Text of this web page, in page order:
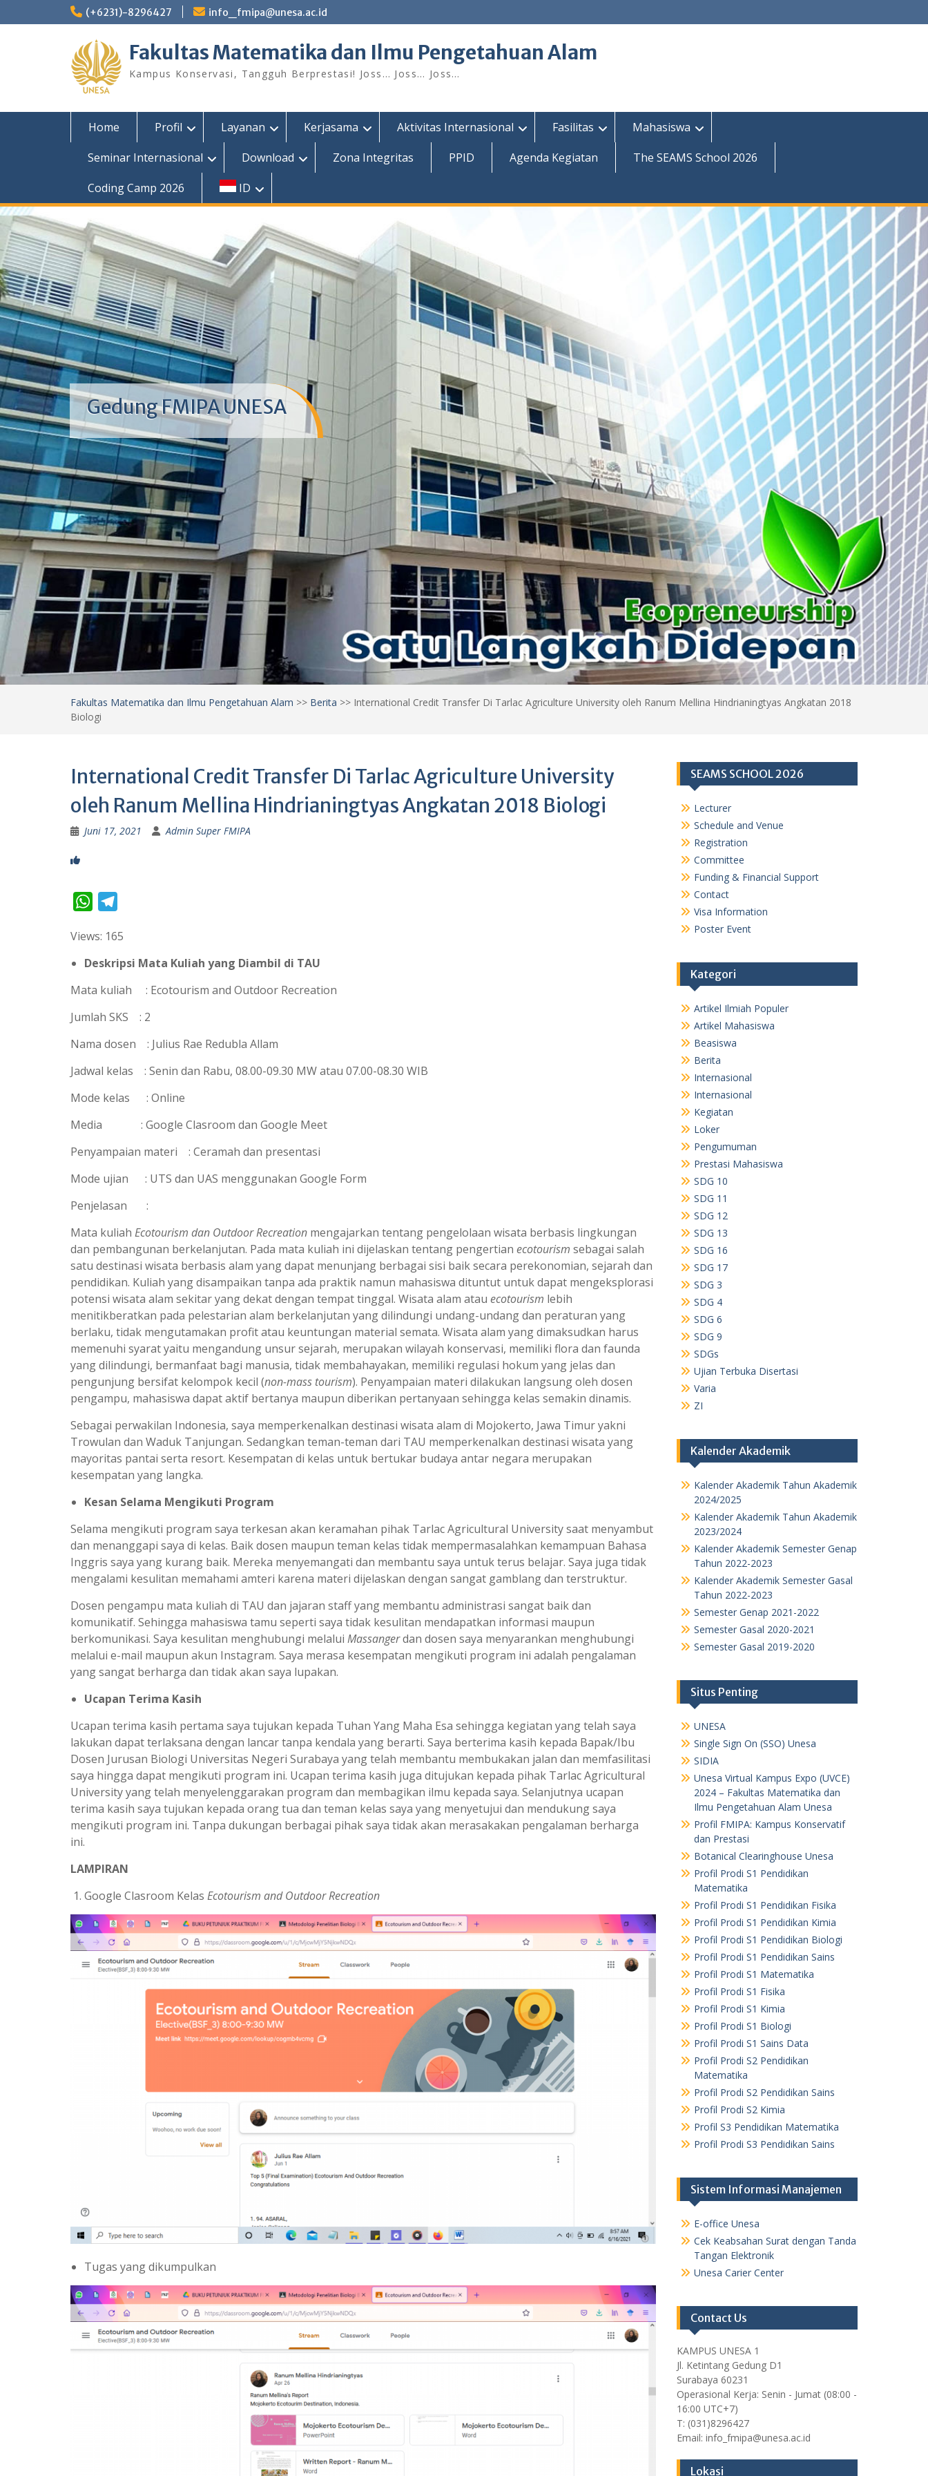
to
(+6231)-8296427 info_fmipa@unesa.ac.id
Fakultas Matematika dan Ilmu Pengetahuan Alam
Kampus Konservasi, Tangguh Berprestasi! Joss… Joss… Joss…
Home Profil Layanan Kerjasama Aktivitas Internasional Fasilitas
Mahasiswa
Seminar Internasional
Download Zona Integritas PPID Agenda Kegiatan
The SEAMS School 2026
Coding Camp 2026
ID
Gedung FMIPA UNESA
Fakultas Matematika dan Ilmu Pengetahuan Alam >> Berita >> International Credit Transfer Di Tarlac Agriculture University oleh Ranum Mellina Hindrianingtyas Angkatan 2018
Biologi
International Credit Transfer Di Tarlac Agriculture University
oleh Ranum Mellina Hindrianingtyas Angkatan 2018 Biologi
Juni 17, 2021 Admin Super FMIPA
W
a
t
A
p
l
e
r
a
Views: 165
Deskripsi Mata Kuliah yang Diambil di TAU
Mata kuliah : Ecotourism and Outdoor Recreation
Jumlah SKS : 2
Nama dosen : Julius Rae Redubla Allam
Jadwal kelas : Senin dan Rabu, 08.00-09.30 MW atau 07.00-08.30 WIB
Mode kelas : Online
Media : Google Clasroom dan Google Meet
Penyampaian materi : Ceramah dan presentasi
Mode ujian : UTS dan UAS menggunakan Google Form
Penjelasan :
Mata kuliah Ecotourism dan Outdoor Recreation mengajarkan tentang pengelolaan wisata berbasis lingkungan
dan pembangunan berkelanjutan. Pada mata kuliah ini dijelaskan tentang pengertian ecotourism sebagai salah
satu destinasi wisata berbasis alam yang dapat menunjang berbagai sisi baik secara perekonomian, sejarah dan
pendidikan. Kuliah yang disampaikan tanpa ada praktik namun mahasiswa dituntut untuk dapat mengeksplorasi
potensi wisata alam sekitar yang dekat dengan tempat tinggal. Wisata alam atau ecotourism lebih
menitikberatkan pada pelestarian alam berkelanjutan yang dilindungi undang-undang dan peraturan yang
berlaku, tidak mengutamakan profit atau keuntungan material semata. Wisata alam yang dimaksudkan harus
memenuhi syarat yaitu mengandung unsur sejarah, merupakan wilayah konservasi, memiliki flora dan faunda
yang dilindungi, bermanfaat bagi manusia, tidak membahayakan, memiliki regulasi hokum yang jelas dan
pengunjung bersifat kelompok kecil (non-mass tourism). Penyampaian materi dilakukan langsung oleh dosen
pengampu, mahasiswa dapat aktif bertanya maupun diberikan pertanyaan sehingga kelas semakin dinamis.
Sebagai perwakilan Indonesia, saya memperkenalkan destinasi wisata alam di Mojokerto, Jawa Timur yakni
Trowulan dan Waduk Tanjungan. Sedangkan teman-teman dari TAU memperkenalkan destinasi wisata yang
mayoritas pantai serta resort. Kesempatan di kelas untuk bertukar budaya antar negara merupakan
kesempatan yang langka.
Kesan Selama Mengikuti Program
Selama mengikuti program saya terkesan akan keramahan pihak Tarlac Agricultural University saat menyambut
dan menanggapi saya di kelas. Baik dosen maupun teman kelas tidak mempermasalahkan kemampuan Bahasa
Inggris saya yang kurang baik. Mereka menyemangati dan membantu saya untuk terus belajar. Saya juga tidak
mengalami kesulitan memahami amteri karena materi dijelaskan dengan sangat gamblang dan terstruktur.
Dosen pengampu mata kuliah di TAU dan jajaran staff yang membantu administrasi sangat baik dan
komunikatif. Sehingga mahasiswa tamu seperti saya tidak kesulitan mendapatkan informasi maupun
berkomunikasi. Saya kesulitan menghubungi melalui Massangerdan dosen saya menyarankan menghubungi
melalui e-mail maupun akun Instagram. Saya merasa kesempatan mengikuti program ini adalah pengalaman
yang sangat berharga dan tidak akan saya lupakan.
Ucapan Terima Kasih
Ucapan terima kasih pertama saya tujukan kepada Tuhan Yang Maha Esa sehingga kegiatan yang telah saya
lakukan dapat terlaksana dengan lancar tanpa kendala yang berarti. Saya berterima kasih kepada Bapak/Ibu
Dosen Jurusan Biologi Universitas Negeri Surabaya yang telah membantu membukakan jalan dan memfasilitasi
saya hingga dapat mengikuti program ini. Ucapan terima kasih juga ditujukan kepada pihak Tarlac Agricultural
University yang telah menyelenggarakan program dan membagikan ilmu kepada saya. Selanjutnya ucapan
terima kasih saya tujukan kepada orang tua dan teman kelas saya yang menyetujui dan mendukung saya
mengikuti program ini. Tanpa dukungan berbagai pihak saya tidak akan merasakakan pengalaman berharga
ini.
LAMPIRAN
Google Clasroom Kelas Ecotourism and Outdoor Recreation
Tugas yang dikumpulkan
SEAMS SCHOOL 2026
Lecturer
Schedule and Venue
Registration
Committee
Funding & Financial Support
Contact
Visa Information
Poster Event
Kategori
Artikel Ilmiah Populer
Artikel Mahasiswa
Beasiswa
Berita
Internasional
Internasional
Kegiatan
Loker
Pengumuman
Prestasi Mahasiswa
SDG 10
SDG 11
SDG 12
SDG 13
SDG 16
SDG 17
SDG 3
SDG 4
SDG 6
SDG 9
SDGs
Ujian Terbuka Disertasi
Varia
ZI
Kalender Akademik
Kalender Akademik Tahun Akademik
2024/2025
Kalender Akademik Tahun Akademik
2023/2024
Kalender Akademik Semester Genap
Tahun 2022-2023
Kalender Akademik Semester Gasal
Tahun 2022-2023
Semester Genap 2021-2022
Semester Gasal 2020-2021
Semester Gasal 2019-2020
Situs Penting
UNESA
Single Sign On (SSO) Unesa
SIDIA
Unesa Virtual Kampus Expo (UVCE)
2024 – Fakultas Matematika dan
Ilmu Pengetahuan Alam Unesa
Profil FMIPA: Kampus Konservatif
dan Prestasi
Botanical Clearinghouse Unesa
Profil Prodi S1 Pendidikan
Matematika
Profil Prodi S1 Pendidikan Fisika
Profil Prodi S1 Pendidikan Kimia
Profil Prodi S1 Pendidikan Biologi
Profil Prodi S1 Pendidikan Sains
Profil Prodi S1 Matematika
Profil Prodi S1 Fisika
Profil Prodi S1 Kimia
Profil Prodi S1 Biologi
Profil Prodi S1 Sains Data
Profil Prodi S2 Pendidikan
Matematika
Profil Prodi S2 Pendidikan Sains
Profil Prodi S2 Kimia
Profil S3 Pendidikan Matematika
Profil Prodi S3 Pendidikan Sains
Sistem Informasi Manajemen
E-office Unesa
Cek Keabsahan Surat dengan Tanda
Tangan Elektronik
Unesa Carier Center
Contact Us
KAMPUS UNESA 1
Jl. Ketintang Gedung D1
Surabaya 60231
Operasional Kerja: Senin - Jumat (08:00 -
16:00 UTC+7)
T: (031)8296427
Email: info_fmipa@unesa.ac.id
Lokasi